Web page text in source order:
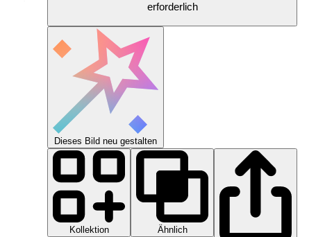
erforderlich
Dieses Bild neu gestalten
Kollektion
Ähnlich